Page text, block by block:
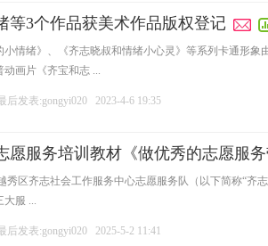
等3个作品获美术作品版权登记
小情绪》、《齐志晓叔和情绪小心灵》等系列卡通形
画片《齐宝和志 ...
后发表:gongyi020 2023-4-6 19:35
愿服务培训教材《做优秀的志愿服务
秀区齐志社会工作服务中心志愿服务队（以下简称“
大服 ...
后发表:gongyi020 2025-5-2 11:41